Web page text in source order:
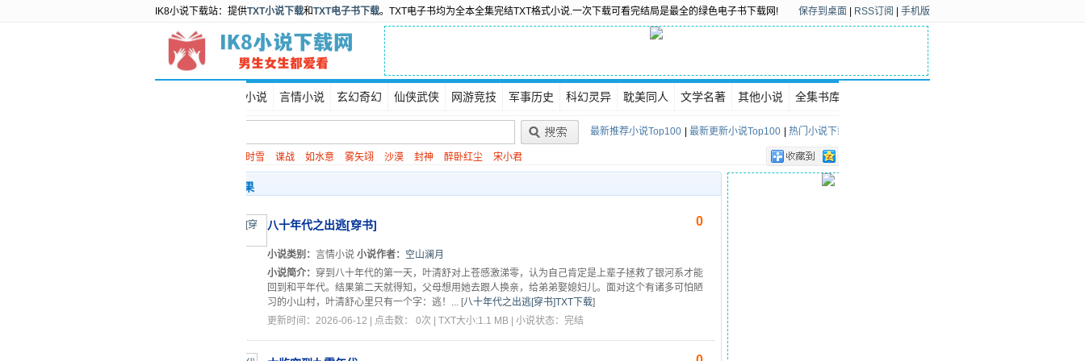
IK8小说下载站：提供TXT小说下载和TXT电子书下载。TXT电子书均为全本全集完结TXT格式小说.一次下载可看完结局是最全的绿色电子书下载网! 保存到桌面 RSS订阅 手机版
都市小说 言情小说 玄幻奇幻 仙侠武侠 网游竞技 军事历史 科幻灵异 耽美同人 文学名著 其他小说 全集书库
最新推荐小说Top100 最新更新小说Top100 热门小说下载Top100
除夕子时雪 谍战 如水意 雾矢翊 沙漠 封神 醉卧红尘 宋小君
空山澜月搜索结果
八十年代之出逃[穿书] 0
小说类别： 言情小说 小说作者： 空山澜月
小说简介： 穿到八十年代的第一天，叶清舒对上苍感激涕零，认为自己肯定是上辈子拯救了银河系才能
回到和平年代。结果第二天就得知，父母想用她去跟人换亲，给弟弟娶媳妇儿。面对这个有诸多可怕陋
习的小山村，叶清舒心里只有一个字：逃！...
[八十年代之出逃[穿书]TXT下载]
更新时间：2026-06-12 | 点击数： 0次 | TXT大小:1.1 MB | 小说状态：完结